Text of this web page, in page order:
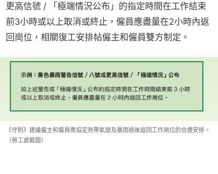
更高信號 / 「極端情況公布」的指定時間在工作結束
前3小時或以上取消或終止，僱員應盡量在2小時內返
回崗位，相關復工安排帖僱主和僱員雙方制定。
《守則》建議僱主和僱員應協定熱帶氣旋及暴雨過後返回工作崗位的合適安排。
（勞工處截圖）